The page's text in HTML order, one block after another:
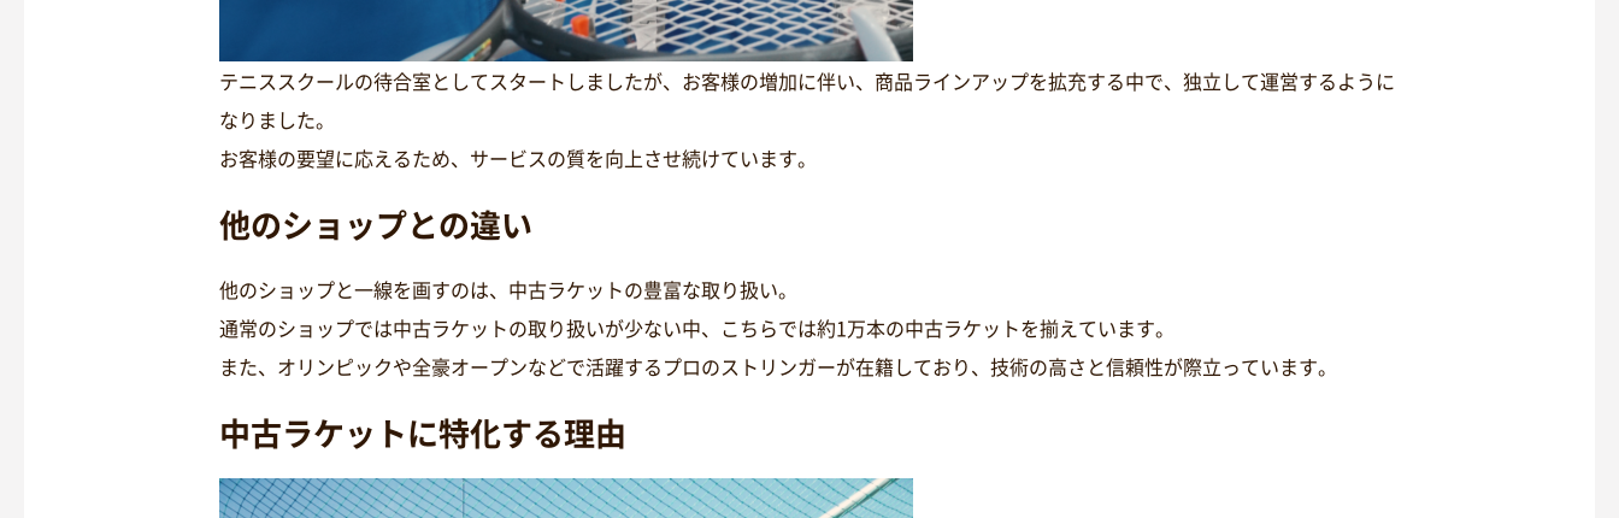
テニススクールの待合室としてスタートしましたが、お客様の増加に伴い、商品ラインアップを拡充する中で、独立して運営するように
なりました。
お客様の要望に応えるため、サービスの質を向上させ続けています。
他のショップとの違い
他のショップと一線を画すのは、中古ラケットの豊富な取り扱い。
通常のショップでは中古ラケットの取り扱いが少ない中、こちらでは約1万本の中古ラケットを揃えています。
また、オリンピックや全豪オープンなどで活躍するプロのストリンガーが在籍しており、技術の高さと信頼性が際立っています。
中古ラケットに特化する理由